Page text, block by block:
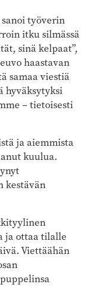
sanoi työverin
itku silmässä
sinä kelpaat”,
haastavan
samaa viestiä
hyväksytyksi
– tietoisesti
ja aiemmista
kuulua.
kestävän
ja ottaa tilalle
Viettäähän